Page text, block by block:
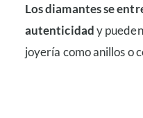
Los diamantes se
autenticidady
joyería como anillos o